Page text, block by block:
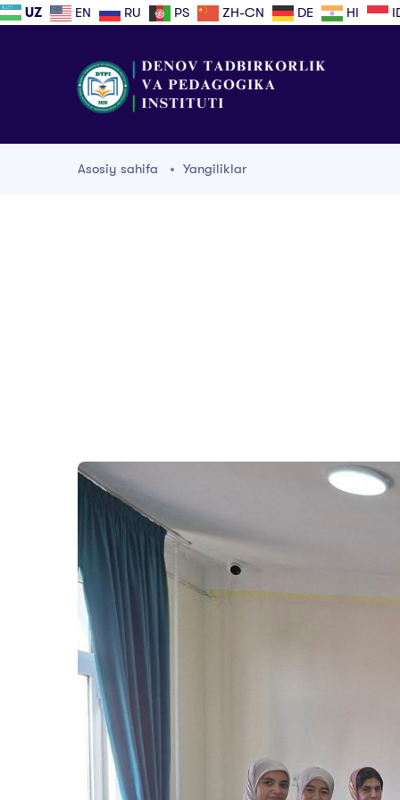
UZ EN RU PS ZH-CN DE HI
Asosiy sahifa Yangiliklar